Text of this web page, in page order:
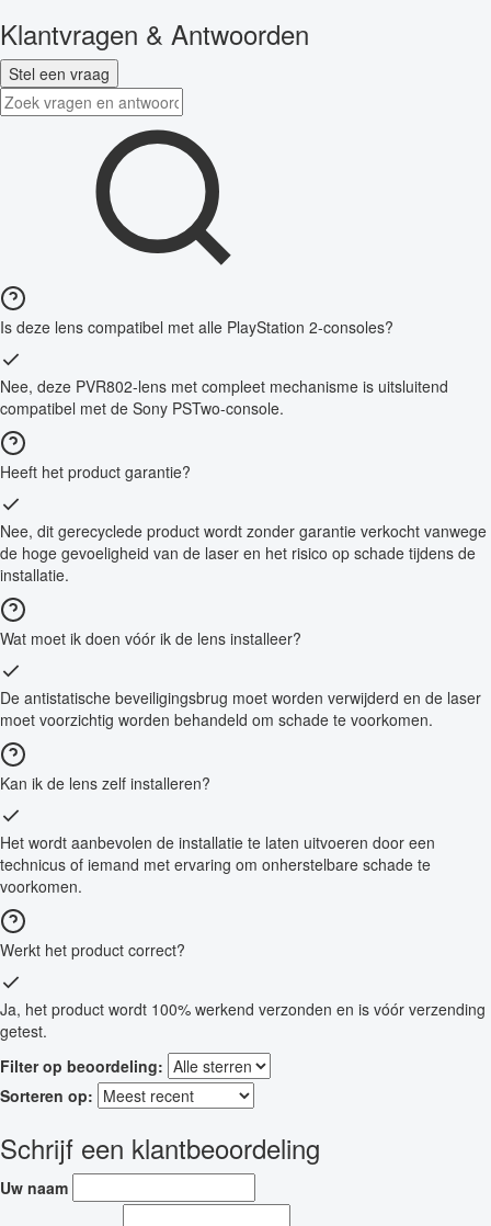
Klantvragen & Antwoorden
Stel een vraag
Is deze lens compatibel met alle PlayStation 2-consoles?
Nee, deze PVR802-lens met compleet mechanisme is uitsluitend
compatibel met de Sony PSTwo-console.
Heeft het product garantie?
Nee, dit gerecyclede product wordt zonder garantie verkocht vanwege
de hoge gevoeligheid van de laser en het risico op schade tijdens de
installatie.
Wat moet ik doen vóór ik de lens installeer?
De antistatische beveiligingsbrug moet worden verwijderd en de laser
moet voorzichtig worden behandeld om schade te voorkomen.
Kan ik de lens zelf installeren?
Het wordt aanbevolen de installatie te laten uitvoeren door een
technicus of iemand met ervaring om onherstelbare schade te
voorkomen.
Werkt het product correct?
Ja, het product wordt 100% werkend verzonden en is vóór verzending
getest.
Filter op beoordeling:
Sorteren op:
Schrijf een klantbeoordeling
Uw naam